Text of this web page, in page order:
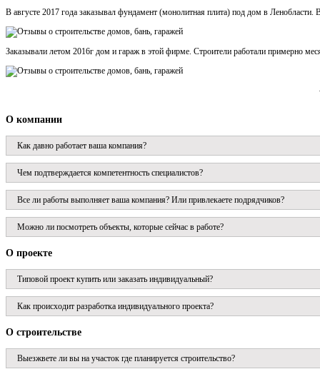
В августе 2017 года заказывал фундамент (монолитная плита) под дом в
Заказывали летом 2016г дом и гараж в этой фирме. Строители работали примерно
О компании
Как давно работает ваша компания?
Чем подтверждается компетентность специалистов?
Все ли работы выполняет ваша компания? Или привлекаете подрядчиков?
Можно ли посмотреть объекты, которые сейчас в работе?
О проекте
Типовой проект купить или заказать индивидуальный?
Как происходит разработка индивидуального проекта?
О строительстве
Выезжвете ли вы на участок где планируется строительство?